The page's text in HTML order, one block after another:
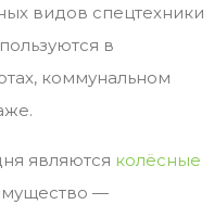
видов спецтехники
в
коммунальном
являются колёсные
—